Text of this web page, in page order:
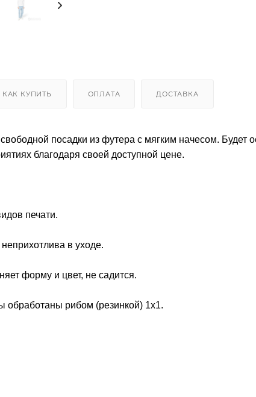
КАК КУПИТЬ ОПЛАТА ДОСТАВКА
посадки из футера с мягким начесом. Будет
благодаря своей доступной цене.
печати.
в уходе.
форму и цвет, не садится.
обработаны рибом (резинкой) 1x1.